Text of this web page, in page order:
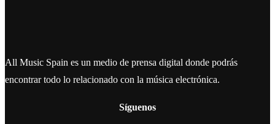
All Music Spain es un medio de prensa digital donde podrás
encontrar todo lo relacionado con la música electrónica.
Síguenos